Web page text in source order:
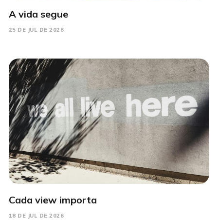
A vida segue
25 DE JUL DE 2026
Cada view importa
18 DE JUL DE 2026